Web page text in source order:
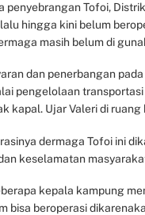
penyebrangan Tofoi,
hingga kini belum
masih belum di
dan penerbangan
pengelolaan
kapal. Ujar Valeri di
dermaga Tofoi ini
keselamatan
kepala kampung
bisa beroperasi